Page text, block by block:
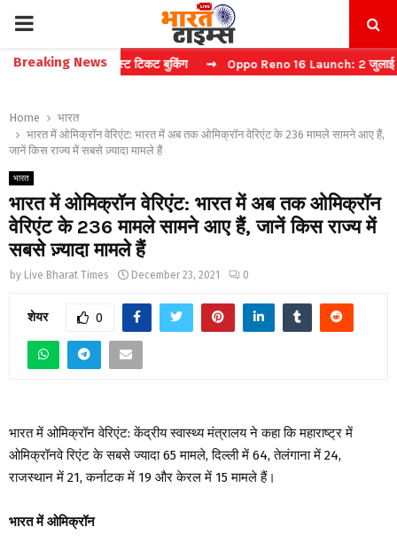
PRIMARY
MENU
Breaking News
कैप्चा करें फास्ट टिकट बुकिंग ⇝ Oppo Reno 16 Launch: 2 जुलाई को
Home
भारत
भारत में ओमिक्रॉन वेरिएंट: भारत में अब तक ओमिक्रॉन वेरिएंट के 236 मामले सामने आए हैं,
जानें किस राज्य में सबसे ज़्यादा मामले हैं
भारत
भारत में ओमिक्रॉन वेरिएंट: भारत में अब तक ओमिक्रॉन
वेरिएंट के 236 मामले सामने आए हैं, जानें किस राज्य में
सबसे ज़्यादा मामले हैं
by Live Bharat Times December 23, 2021 0
शेयर 0
भारत में ओमिक्रॉन वेरिएंट: केंद्रीय स्वास्थ्य मंत्रालय ने कहा कि महाराष्ट्र में
ओमिक्रॉनवे रिएंट के सबसे ज्यादा 65 मामले, दिल्ली में 64, तेलंगाना में 24,
राजस्थान में 21, कर्नाटक में 19 और केरल में 15 मामले हैं।
भारत में ओमिक्रॉन